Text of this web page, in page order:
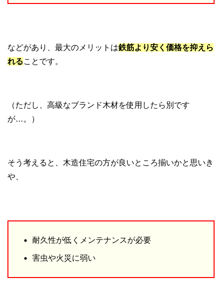
などがあり、最大のメリットは鉄筋より安く価格を抑えら
れることです。
（ただし、高級なブランド木材を使用したら別です
が…。）
そう考えると、木造住宅の方が良いところ揃いかと思いき
や、
耐久性が低くメンテナンスが必要
害虫や火災に弱い